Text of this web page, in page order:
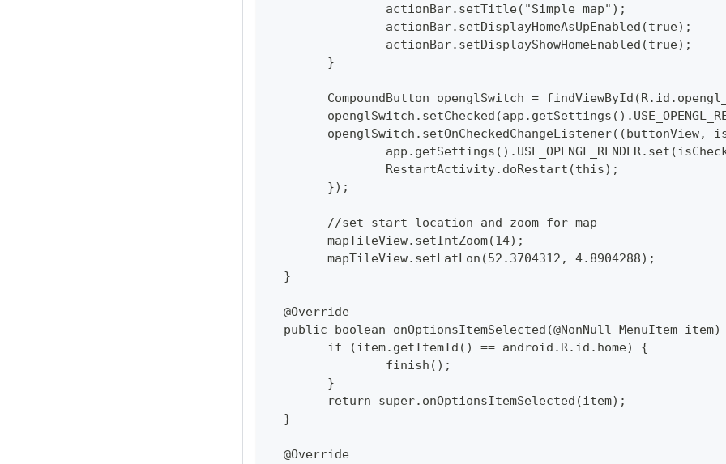
  		actionBar.setTitle("Simple map");
  		actionBar.setDisplayHomeAsUpEnabled(true);
  		actionBar.setDisplayShowHomeEnabled(true);
  	}
CompoundButton openglSwitch =
openglSwitch.setOnCheckedChangeListener((buttonView,
  		RestartActivity.doRestart(this);
  	});
  	//set start location and zoom for map
  	mapTileView.setIntZoom(14);
  	mapTileView.setLatLon(52.3704312, 4.8904288);
  }
  @Override
public boolean onOptionsItemSelected(@NonNull MenuItem item)
  	if (item.getItemId() == android.R.id.home) {
  		finish();
  	}
  	return super.onOptionsItemSelected(item);
  }
  @Override